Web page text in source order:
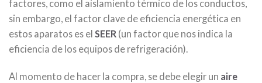
factores, como el aislamiento térmico de los conductos,
sin embargo, el factor clave de eficiencia energética en
estos aparatos es el SEER (un factor que nos indica la
eficiencia de los equipos de refrigeración).
Al momento de hacer la compra, se debe elegir un aire